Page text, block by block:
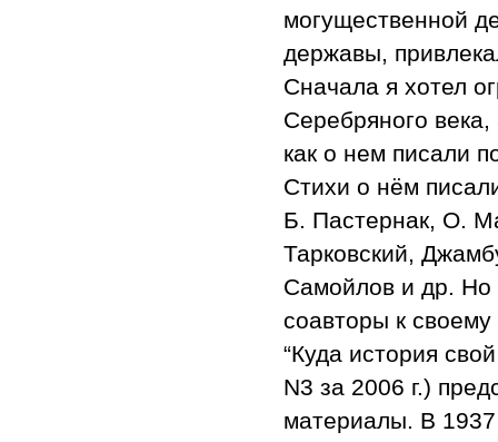
могущественной
державы,
Сначала я хотел
Серебряного
как о нем писали
Стихи о нём
Б. Пастернак, О.
Тарковский,
Самойлов и др. Но
соавторы к своему
“Куда история
N3 за 2006 г.)
материалы. В 1937